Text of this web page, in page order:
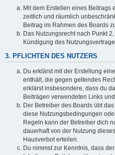
Mit dem Erstellen eines Beitrags
zeitlich und räumlich
Beitrag im Rahmen des Boards
Das Nutzungsrecht nach Punkt
Kündigung des
3. PFLICHTEN DES NUTZERS
Du erklärst mit der Erstellung
enthält, die gegen geltendes
erklärst insbesondere, dass du
Beiträgen verwendeten Links
Der Betreiber des Boards übt
diese Nutzungsbedingungen
Regeln kann der Betreiber dich
dauerhaft von der Nutzung
Hausverbot erteilen.
Du nimmst zur Kenntnis, dass